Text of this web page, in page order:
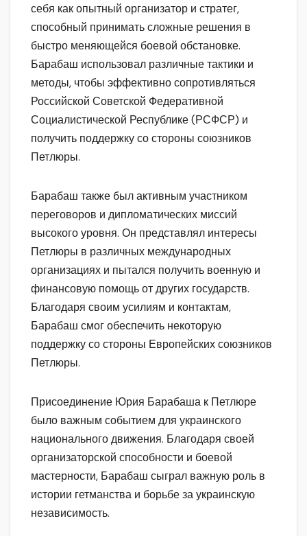
себя как опытный организатор и стратег,
способный принимать сложные решения в
быстро меняющейся боевой обстановке.
Барабаш использовал различные тактики и
методы, чтобы эффективно сопротивляться
Российской Советской Федеративной
Социалистической Республике (РСФСР) и
получить поддержку со стороны союзников
Петлюры.
Барабаш также был активным участником
переговоров и дипломатических миссий
высокого уровня. Он представлял интересы
Петлюры в различных международных
организациях и пытался получить военную и
финансовую помощь от других государств.
Благодаря своим усилиям и контактам,
Барабаш смог обеспечить некоторую
поддержку со стороны Европейских союзников
Петлюры.
Присоединение Юрия Барабаша к Петлюре
было важным событием для украинского
национального движения. Благодаря своей
организаторской способности и боевой
мастерности, Барабаш сыграл важную роль в
истории гетманства и борьбе за украинскую
независимость.